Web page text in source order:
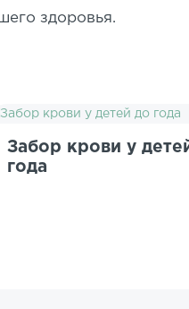
здоровья.
Забор крови у
года